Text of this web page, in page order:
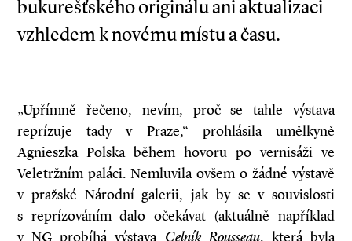
bukurešťského originálu ani aktualizaci
vzhledem k novému místu a času.
„Upřímně řečeno, nevím, proč se tahle výstava
reprízuje tady v Praze,“ prohlásila umělkyně
Agnieszka Polska během hovoru po vernisáži ve
Veletržním paláci. Nemluvila ovšem o žádné výstavě
v pražské Národní galerii, jak by se v souvislosti
s reprízováním dalo očekávat (aktuálně například
v NG probíhá výstava Celník Rousseau, která byla